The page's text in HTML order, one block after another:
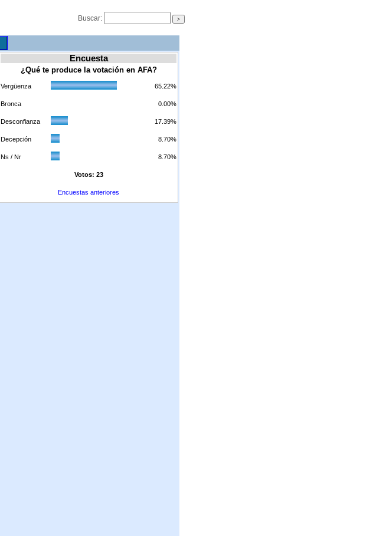
Buscar:
Encuesta
¿Qué te produce la votación en AFA?
Vergüenza 65.22%
Bronca 0.00%
Desconfianza 17.39%
Decepción 8.70%
Ns / Nr 8.70%
Votos: 23
Encuestas anteriores